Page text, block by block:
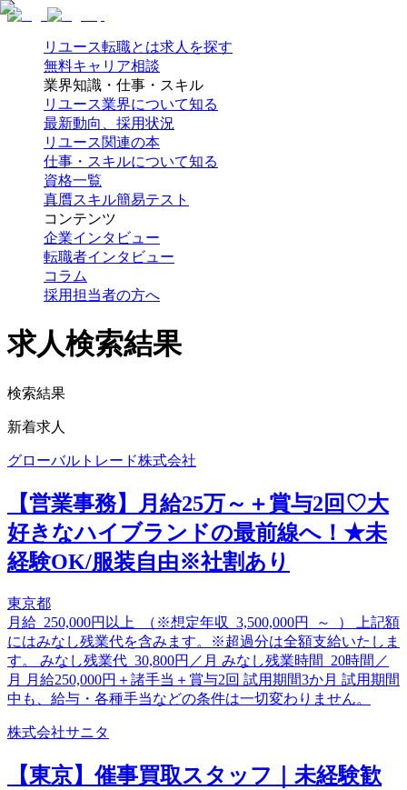
リユース転職とは求人を探す
無料キャリア相談
業界知識・仕事・スキル
リユース業界について知る
最新動向、採用状況
リユース関連の本
仕事・スキルについて知る
資格一覧
真贋スキル簡易テスト
コンテンツ
企業インタビュー
転職者インタビュー
コラム
採用担当者の方へ
求人検索結果
検索結果
新着求人
グローバルトレード株式会社
【営業事務】月給25万～＋賞与2回♡大
好きなハイブランドの最前線へ！★未
経験OK/服装自由※社割あり
東京都
月給 250,000円以上 （※想定年収 3,500,000円 ～ ） 上記額
にはみなし残業代を含みます。※超過分は全額支給いたしま
す。 みなし残業代 30,800円／月 みなし残業時間 20時間／
月 月給250,000円＋諸手当＋賞与2回 試用期間3か月 試用期間
中も、給与・各種手当などの条件は一切変わりません。
株式会社サニタ
【東京】催事買取スタッフ｜未経験歓